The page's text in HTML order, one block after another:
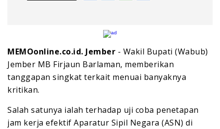
MEMOonline.co.id. Jember - Wakil Bupati (Wabub)
Jember MB Firjaun Barlaman, memberikan
tanggapan singkat terkait menuai banyaknya
kritikan.
Salah satunya ialah terhadap uji coba penetapan
jam kerja efektif Aparatur Sipil Negara (ASN) di